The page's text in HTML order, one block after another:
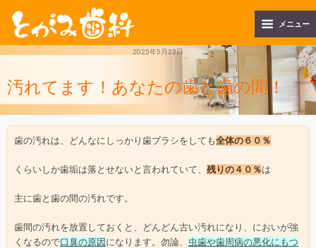
メニュー
2025年5月23日
汚れてます！あなたの歯と歯の間！
歯の汚れは、どんなにしっかり歯ブラシをしても全体の６０％
くらいしか歯垢は落とせないと言われていて、 残りの４０％は
主に歯と歯の間の汚れです。
歯間の汚れを放置しておくと、どんどん古い汚れになり、においが強
くなるので口臭の原因 になります。勿論、 虫歯や歯周病の悪化にもつ